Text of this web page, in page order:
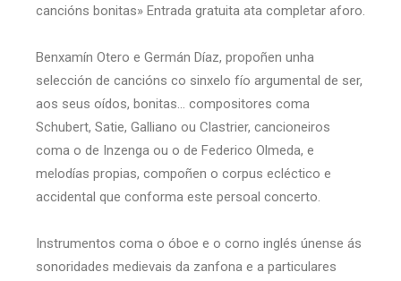
cancións bonitas» Entrada gratuita ata completar aforo.
Benxamín Otero e Germán Díaz, propoñen unha
selección de cancións co sinxelo fío argumental de ser,
aos seus oídos, bonitas… compositores coma
Schubert, Satie, Galliano ou Clastrier, cancioneiros
coma o de Inzenga ou o de Federico Olmeda, e
melodías propias, compoñen o corpus ecléctico e
accidental que conforma este persoal concerto.
Instrumentos coma o óboe e o corno inglés únense ás
sonoridades medievais da zanfona e a particulares